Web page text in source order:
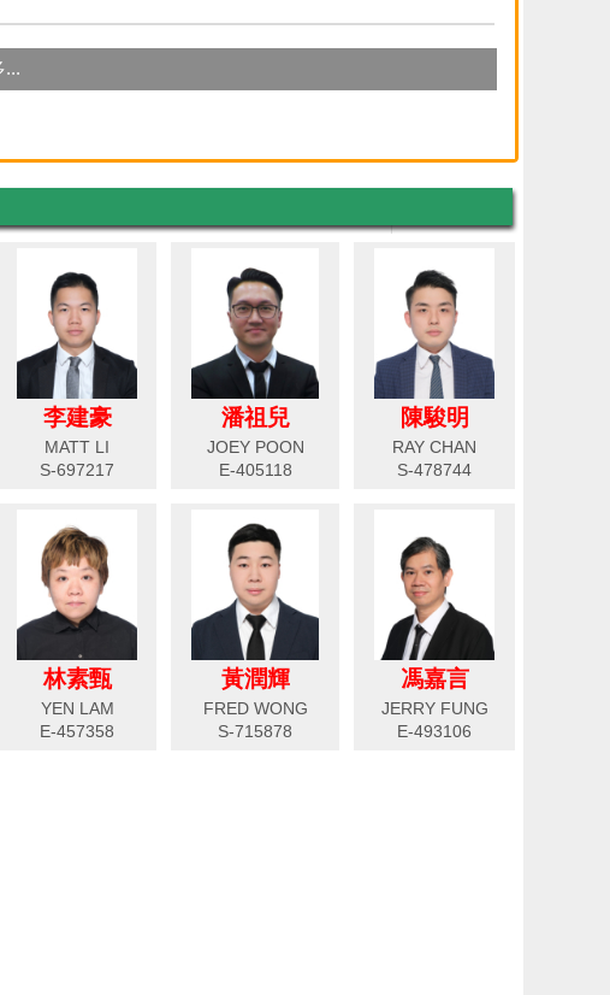
李建豪
MATT LI
S-697217
潘祖兒
JOEY POON
E-405118
陳駿明
RAY CHAN
S-478744
林素甄
YEN LAM
E-457358
黃潤輝
FRED WONG
S-715878
馮嘉言
JERRY FUNG
E-493106